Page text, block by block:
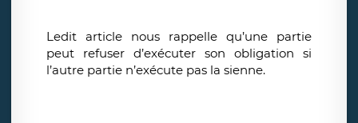
Ledit article nous rappelle qu’une partie
peut refuser d’exécuter son obligation si
l’autre partie n’exécute pas la sienne.